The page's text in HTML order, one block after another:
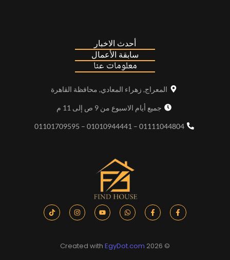
أحدث الاخبار
سابقة الأعمال
معلومات عنا
المعراج, زهراء المعادي, محافظة القاهرة
جميع أيام الاسبوع من 9 ص إلى 11 م
01111044804 – 01010944441 – 01101709595
© 2026 Created with
EgyDot.com